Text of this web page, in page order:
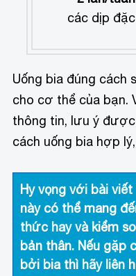
các dịp
Uống bia đúng cách
cho cơ thể của bạn.
thông tin, lưu ý
cách uống bia hợp
Hy vọng với bài viết
này có thể mang
thức hay và kiểm
bản thân. Nếu gặp
bởi bia thì hãy liên